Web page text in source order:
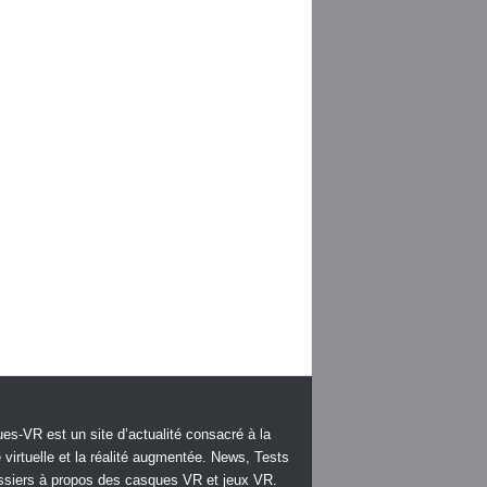
VR est un site d’actualité consacré à la
virtuelle et la réalité augmentée. News, Tests
à propos des casques VR et jeux VR.